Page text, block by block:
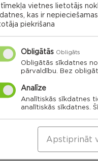
vidū. Tā
tās ziemeļu
bet
lai
tīmekļa vietnes lietotājs
kas ir
piekrišana
Obligātās Obligāts
Obligātās sīkdatnes
pārvaldību. Bez
Analīze
Analītiskās sīkdatnes
analītiskās sīkdatnes.
Apstiprināt